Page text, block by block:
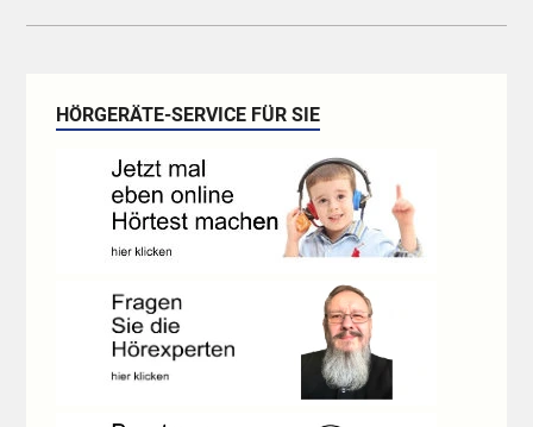
HÖRGERÄTE-SERVICE FÜR SIE